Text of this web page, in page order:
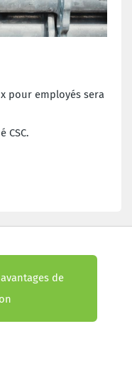
pour employés sera
CSC.
de